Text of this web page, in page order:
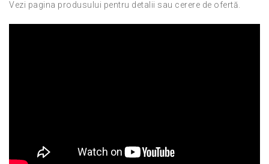
Vezi pagina produsului pentru detalii sau cerere de ofertă.